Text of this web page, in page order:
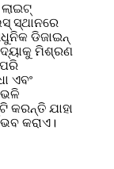
ସ୍ଥାନରେ
ଡିଜାଇନ୍
ମିଶ୍ରଣ
ପରି
ଏବଂ
ଭଳି
କରନ୍ତି ଯାହା
କରାଏ।